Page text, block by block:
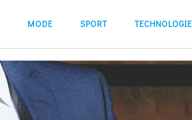
MODE SPORT TECHNOLOGIE